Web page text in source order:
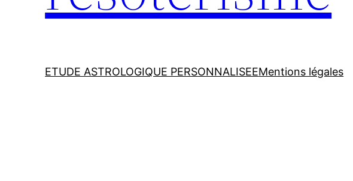
ETUDE ASTROLOGIQUE PERSONNALISEEMentions légales